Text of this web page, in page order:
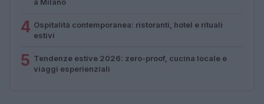
4 Ospitalità contemporanea: ristoranti, hotel e rituali
estivi
5 Tendenze estive 2026: zero-proof, cucina locale e
viaggi esperienziali